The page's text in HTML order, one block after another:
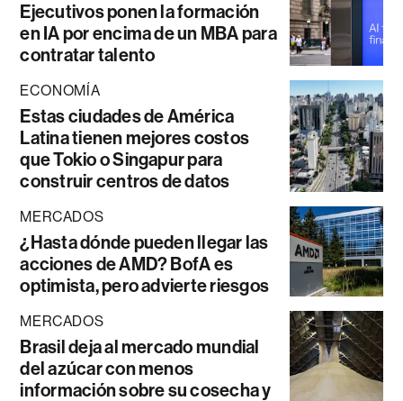
Ejecutivos ponen la formación
en IA por encima de un MBA para
contratar talento
ECONOMÍA
Estas ciudades de América
Latina tienen mejores costos
que Tokio o Singapur para
construir centros de datos
MERCADOS
¿Hasta dónde pueden llegar las
acciones de AMD? BofA es
optimista, pero advierte riesgos
MERCADOS
Brasil deja al mercado mundial
del azúcar con menos
información sobre su cosecha y